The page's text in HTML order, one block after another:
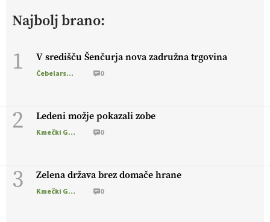
https://t.co/PX49GVsP1M @EUAgri #IMCAP #CAP
https://t.co/a1xatzEeid
reklama?
PRISLUHNITE
@EUAgri #imcap #cap #eco #skp
#vlog https://t.co/yev5PreiJu
Najbolj brano:
1 V središču Šenčurja nova zadružna trgovina
Čebelarstvo 0
2 Ledeni možje pokazali zobe
Kmečki Glas 0
3 Zelena država brez domače hrane
Kmečki Glas 0